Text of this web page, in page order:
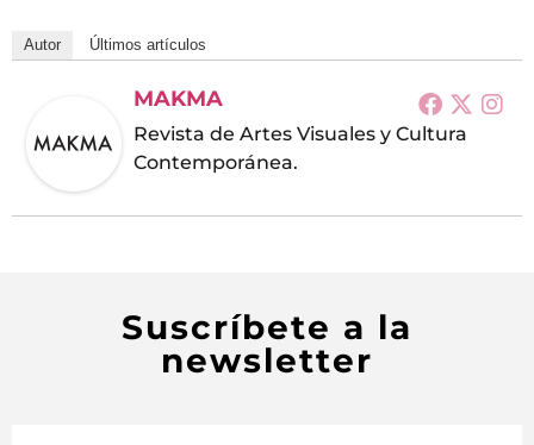
Autor Últimos artículos
MAKMA
Revista de Artes Visuales y Cultura
Contemporánea.
Suscríbete a la
newsletter